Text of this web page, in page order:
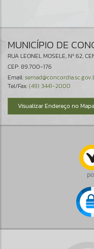
MUNICÍPIO DE
RUA LEONEL MOSELE, Nº 62,
CEP: 89.700-176
Email:
Tel/Fax:(49) 3441-2000
Visualizar Endereço no Mapa